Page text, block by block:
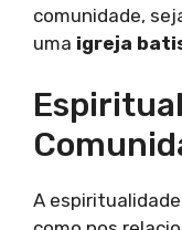
comunidade,
uma igreja
A